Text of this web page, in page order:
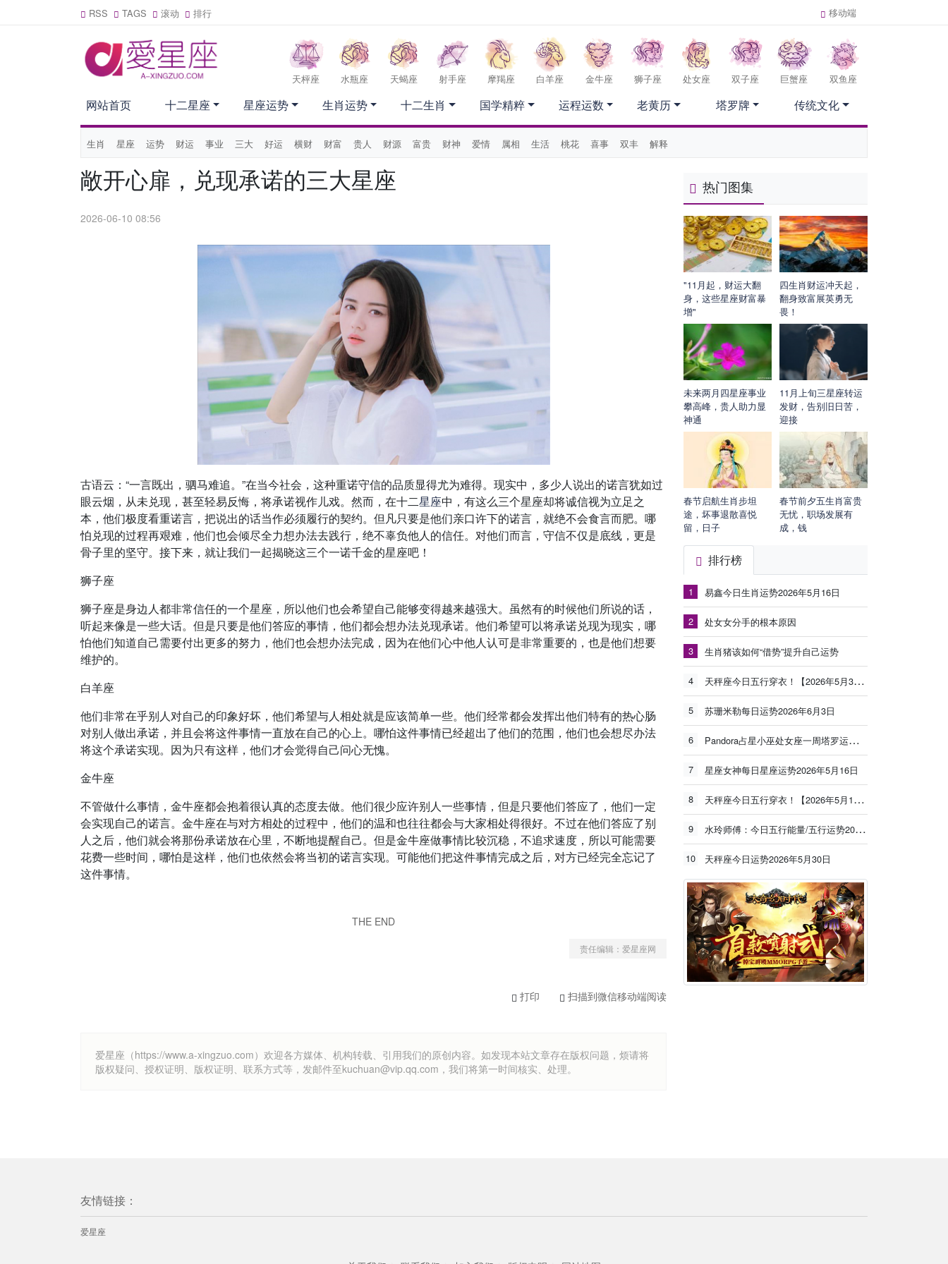
RSS TAGS 滚动 排行 移动端
天枰座 水瓶座 天蝎座 射手座 摩羯座 白羊座 金牛座 狮子座 处女座 双子座 巨蟹座 双鱼座
网站首页
生肖 星座 运势 财运 事业 三大 好运 横财 财富 贵人 财源 富贵 财神 爱情 属相 生活 桃花 喜事 双丰 解释
十二星座 星座运势 生肖运势 十二生肖 国学精粹 运程运数 老黄历 塔罗牌 传统文化
敞开心扉，兑现承诺的三大星座
2026-06-10 08:56
古语云：“一言既出，驷马难追。”在当今社会，这种重诺守信的品质显得尤为难得。现实中，多少人说出的诺言犹如过
眼云烟，从未兑现，甚至轻易反悔，将承诺视作儿戏。然而，在十二星座中，有这么三个星座却将诚信视为立足之
本，他们极度看重诺言，把说出的话当作必须履行的契约。但凡只要是他们亲口许下的诺言，就绝不会食言而肥。哪
怕兑现的过程再艰难，他们也会倾尽全力想办法去践行，绝不辜负他人的信任。对他们而言，守信不仅是底线，更是
骨子里的坚守。接下来，就让我们一起揭晓这三个一诺千金的星座吧！
狮子座
狮子座是身边人都非常信任的一个星座，所以他们也会希望自己能够变得越来越强大。虽然有的时候他们所说的话，
听起来像是一些大话。但是只要是他们答应的事情，他们都会想办法兑现承诺。他们希望可以将承诺兑现为现实，哪
怕他们知道自己需要付出更多的努力，他们也会想办法完成，因为在他们心中他人认可是非常重要的，也是他们想要
维护的。
白羊座
他们非常在乎别人对自己的印象好坏，他们希望与人相处就是应该简单一些。他们经常都会发挥出他们特有的热心肠
对别人做出承诺，并且会将这件事情一直放在自己的心上。哪怕这件事情已经超出了他们的范围，他们也会想尽办法
将这个承诺实现。因为只有这样，他们才会觉得自己问心无愧。
金牛座
不管做什么事情，金牛座都会抱着很认真的态度去做。他们很少应许别人一些事情，但是只要他们答应了，他们一定
会实现自己的诺言。金牛座在与对方相处的过程中，他们的温和也往往都会与大家相处得很好。不过在他们答应了别
人之后，他们就会将那份承诺放在心里，不断地提醒自己。但是金牛座做事情比较沉稳，不追求速度，所以可能需要
花费一些时间，哪怕是这样，他们也依然会将当初的诺言实现。可能他们把这件事情完成之后，对方已经完全忘记了
这件事情。
THE END
责任编辑：爱星座网
打印 扫描到微信移动端阅读
爱星座（https://www.a-xingzuo.com）欢迎各方媒体、机构转载、引用我们的原创内容。如发现本站文章存在版权问题，烦请将
版权疑问、授权证明、版权证明、联系方式等，发邮件至kuchuan@vip.qq.com，我们将第一时间核实、处理。
热门图集
"11月起，财运大翻
身，这些星座财富暴
增"
四生肖财运冲天起，
翻身致富展英勇无
畏！
未来两月四星座事业
攀高峰，贵人助力显
神通
11月上旬三星座转运
发财，告别旧日苦，
迎接
春节启航生肖步坦
途，坏事退散喜悦
留，日子
春节前夕五生肖富贵
无忧，职场发展有
成，钱
排行榜
1 易鑫今日生肖运势2026年5月16日
2 处女女分手的根本原因
3 生肖猪该如何“借势”提升自己运势
4 天秤座今日五行穿衣！【2026年5月30日】
5 苏珊米勒每日运势2026年6月3日
6 Pandora占星小巫处女座一周塔罗运势（6.8-6.14）
7 星座女神每日星座运势2026年5月16日
8 天秤座今日五行穿衣！【2026年5月19日】
9 水玲师傅：今日五行能量/五行运势2026年5月25日
10 天秤座今日运势2026年5月30日
友情链接：
爱星座